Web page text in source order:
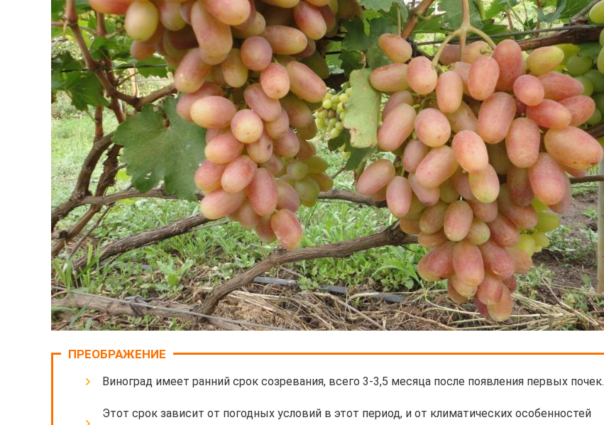
ПРЕОБРАЖЕНИЕ
Виноград имеет ранний срок созревания, всего 3-3,5 месяца после появления первых почек.
Этот срок зависит от погодных условий в этот период, и от климатических особенностей